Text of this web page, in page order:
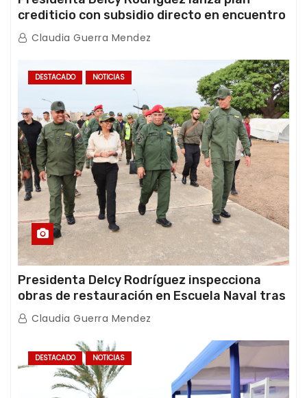
crediticio con subsidio directo en encuentro
con Juntas de Condominio
Claudia Guerra Mendez
DESTACADO NOTICIAS
Presidenta Delcy Rodríguez inspecciona
obras de restauración en Escuela Naval tras
afectaciones sísmicas en La Guaira
Claudia Guerra Mendez
DESTACADO NOTICIAS